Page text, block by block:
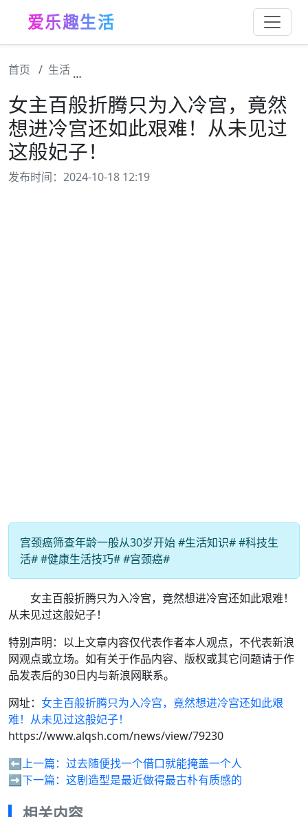
爱乐趣生活
首页 生活
女主百般折腾只为入冷宫，竟然
想进冷宫还如此艰难！从未见过
这般妃子！
发布时间：2024-10-18 12:19
宫颈癌筛查年龄一般从30岁开始 #生活知识# #科技生
活# #健康生活技巧# #宫颈癌#
女主百般折腾只为入冷宫，竟然想进冷宫还如此艰难！
从未见过这般妃子！
特别声明：以上文章内容仅代表作者本人观点，不代表新浪
网观点或立场。如有关于作品内容、版权或其它问题请于作
品发表后的30日内与新浪网联系。
网址： 女主百般折腾只为入冷宫，竟然想进冷宫还如此艰
难！从未见过这般妃子！
https://www.alqsh.com/news/view/79230
⬅️上一篇： 过去随便找一个借口就能掩盖一个人
➡️下一篇： 这剧造型是最近做得最古朴有质感的